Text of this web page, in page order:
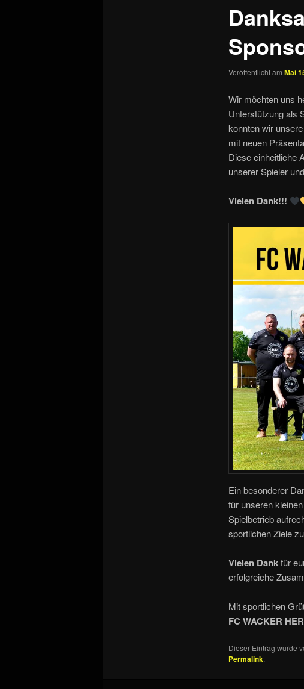
Veröffentlicht am Mai
Wir möchten uns
Unterstützung als
konnten wir
mit neuen
Diese einheitliche
unserer Spieler
Vielen Dank!!!
Ein besonderer
für unseren
Spielbetrieb
sportlichen Ziele
Vielen Dankfür
erfolgreiche
Mit sportlichen
FC WACKER
Dieser Eintrag wurde
Permalink.